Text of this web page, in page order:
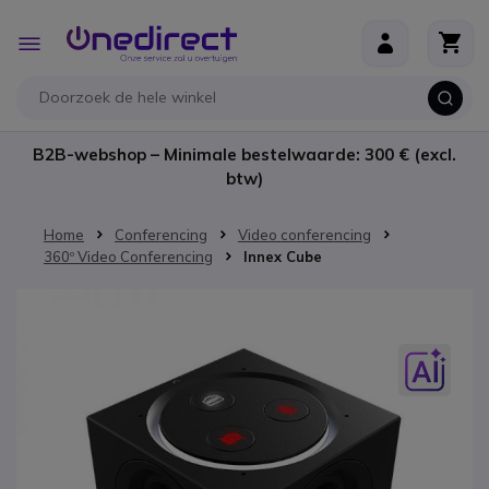
Toggle
Nav
B2B-webshop – Minimale bestelwaarde: 300 € (excl.
btw)
Home Conferencing
Video conferencing
360º Video Conferencing
Innex Cube